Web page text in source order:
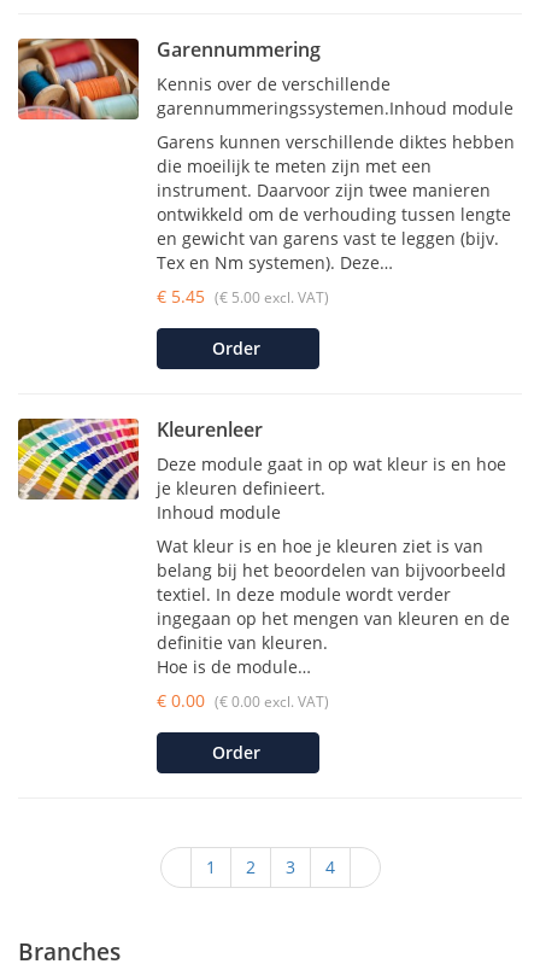
Garennummering
Kennis over de verschillende
garennummeringssystemen.Inhoud module
Garens kunnen verschillende diktes hebben
die moeilijk te meten zijn met een
instrument. Daarvoor zijn twee manieren
ontwikkeld om de verhouding tussen lengte
en gewicht van garens vast te leggen (bijv.
Tex en Nm systemen). Deze…
€ 5.45 (€ 5.00 excl. VAT)
Order
Kleurenleer
Deze module gaat in op wat kleur is en hoe
je kleuren definieert.
Inhoud module
Wat kleur is en hoe je kleuren ziet is van
belang bij het beoordelen van bijvoorbeeld
textiel. In deze module wordt verder
ingegaan op het mengen van kleuren en de
definitie van kleuren.
Hoe is de module…
€ 0.00 (€ 0.00 excl. VAT)
Order
1 2 3 4
Branches